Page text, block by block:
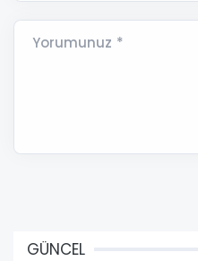
Yorumunuz *
GÜNCEL